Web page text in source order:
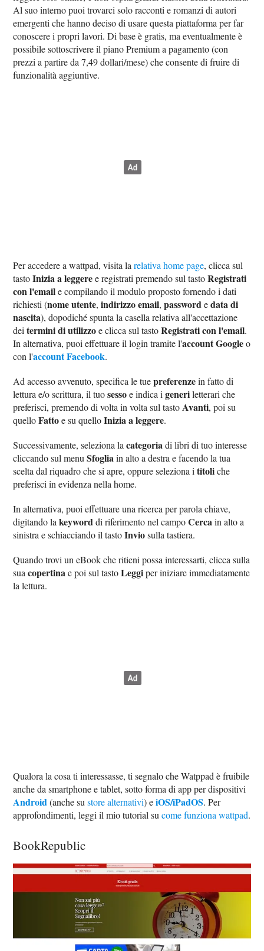
Al suo interno puoi trovarci solo racconti e romanzi di autori
emergenti che hanno deciso di usare questa piattaforma per far
conoscere i propri lavori. Di base è gratis, ma eventualmente è
possibile sottoscrivere il piano Premium a pagamento (con
prezzi a partire da 7,49 dollari/mese) che consente di fruire di
funzionalità aggiuntive.
Per accedere a wattpad, visita larelativa home page, clicca sul
tastoInizia a leggeree registrati premendo sul tastoRegistrati
con l'emaile compilando il modulo proposto fornendo i dati
richiesti (nome utente,indirizzo email,passwordedata di
nascita), dopodiché spunta la casella relativa all'accettazione
deitermini di utilizzoe clicca sul tastoRegistrati con l'email.
In alternativa, puoi effettuare il login tramite l'account Googleo
con l'account Facebook.
Ad accesso avvenuto, specifica le tuepreferenzein fatto di
lettura e/o scrittura, il tuosessoe indica igeneriletterari che
preferisci, premendo di volta in volta sul tastoAvanti, poi su
quelloFattoe su quelloInizia a leggere.
Successivamente, seleziona lacategoriadi libri di tuo interesse
cliccando sul menuSfogliain alto a destra e facendo la tua
scelta dal riquadro che si apre, oppure seleziona ititoliche
preferisci in evidenza nella home.
In alternativa, puoi effettuare una ricerca per parola chiave,
digitando lakeyworddi riferimento nel campoCercain alto a
sinistra e schiacciando il tastoInviosulla tastiera.
Quando trovi un eBook che ritieni possa interessarti, clicca sulla
suacopertinae poi sul tastoLeggiper iniziare immediatamente
la lettura.
Qualora la cosa ti interessasse, ti segnalo che Watppad è fruibile
anche da smartphone e tablet, sotto forma di app per dispositivi
Android(anche sustore alternativi) eiOS/iPadOS. Per
approfondimenti, leggi il mio tutorial sucome funziona wattpad.
BookRepublic